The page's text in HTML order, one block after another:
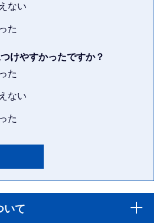
ない
た
けやすかったですか？
た
ない
た
いて